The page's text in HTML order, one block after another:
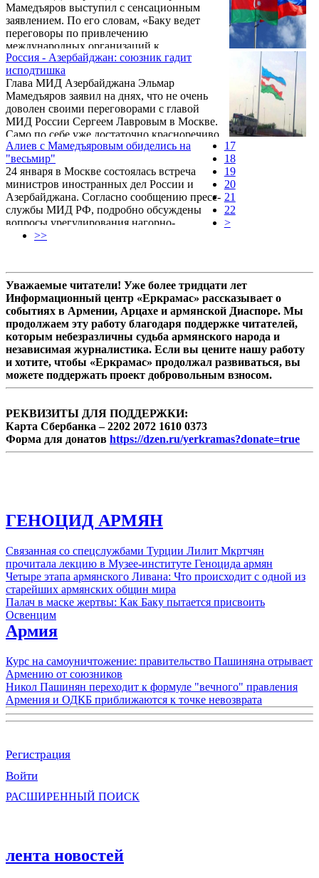
Мамедъяров выступил с сенсационным
заявлением. По его словам, «Баку ведет
переговоры по привлечению
международных организаций к
восстановлению освобожденных от
армянской оккупации территорий. «Это не
простой процесс, существует ряд моментов
касающихся безопасности, техническая
сторона вопроса и т.д., — подчеркнул
министр. — Необходимо подготовить все
предложения, обдумать в какой форме
привлечь международные организации к
этому процессу». При этом Мамедъяров
определил ...
Россия - Азербайджан: союзник гадит
исподтишка
Глава МИД Азербайджана Эльмар
Мамедъяров заявил на днях, что не очень
доволен своими переговорами с главой
МИД России Сергеем Лавровым в Москве.
Само по себе уже достаточно красноречиво,
что глава внешнеполитического ведомства
одной страны так отзывается о переговорах
с главой МИД вроде как дружественной
страны. Можно только догадываться о
тональности определенных выражений
Сергея Лаврова в ходе этих переговоров,
выражений, которые так задели
Мамедъярова…
Алиев с Мамедъяровым обиделись на
"весьмир"
24 января в Москве состоялась встреча
министров иностранных дел России и
Азербайджана. Согласно сообщению пресс-
службы МИД РФ, подробно обсуждены
вопросы урегулирования нагорно-
карабахского конфликта. "Также стороны
Азербайджана на встречах в Вене и Санкт-
Петербурге" - говорилось в релизе.
Азербайджанские СМИ в свою очередь
сообщили, что Мамедъяров еще раз отметил
позицию Баку по урегулированию
конфликта, заявив: "Нынешний статус-кво
...
17
18
19
20
21
22
>
>>
Уважаемые читатели! Уже более тридцати лет
Информационный центр «Еркрамас» рассказывает о
событиях в Армении, Арцахе и армянской Диаспоре. Мы
продолжаем эту работу благодаря поддержке читателей,
которым небезразличны судьба армянского народа и
независимая журналистика. Если вы цените нашу работу
и хотите, чтобы «Еркрамас» продолжал развиваться, вы
можете поддержать проект добровольным взносом.
РЕКВИЗИТЫ ДЛЯ ПОДДЕРЖКИ:
Карта Сбербанка – 2202 2072 1610 0373
Форма для донатов https://dzen.ru/yerkramas?donate=true
ГЕНОЦИД АРМЯН
Связанная со спецслужбами Турции Лилит Мкртчян
прочитала лекцию в Музее-институте Геноцида армян
Четыре этапа армянского Ливана: Что происходит с одной из
старейших армянских общин мира
Палач в маске жертвы: Как Баку пытается присвоить
Освенцим
Армия
Курс на самоуничтожение: правительство Пашиняна отрывает
Армению от союзников
Никол Пашинян переходит к формуле "вечного" правления
Армения и ОДКБ приближаются к точке невозврата
Регистрация
Войти
РАСШИРЕННЫЙ ПОИСК
лента новостей